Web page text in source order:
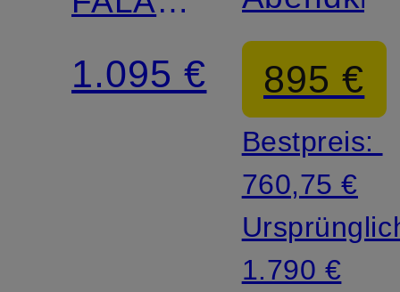
MINI
1.095 € 895 €
Bestpreis:
760,75 €
1.790 €